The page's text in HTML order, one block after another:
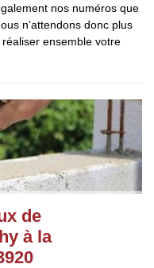
nos numéros que
n’attendons donc plus
ensemble votre
de
à la